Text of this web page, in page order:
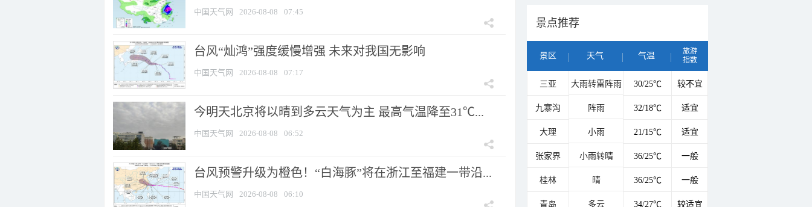
中国天气网 2026-08-08 07:45
台风“灿鸿”强度缓慢增强 未来对我国无影响
中国天气网 2026-08-08 07:17
今明天北京将以晴到多云天气为主 最高气温降至31℃...
中国天气网 2026-08-08 06:52
台风预警升级为橙色！“白海豚”将在浙江至福建一带沿...
中国天气网 2026-08-08 06:10
景点推荐
景区 天气 气温
旅游
指数
三亚 大雨转雷阵雨 30/25℃ 较不宜
九寨沟 阵雨 32/18℃ 适宜
大理 小雨 21/15℃ 适宜
张家界 小雨转晴 36/25℃ 一般
桂林 晴 36/25℃ 一般
青岛 多云 34/27℃ 较适宜